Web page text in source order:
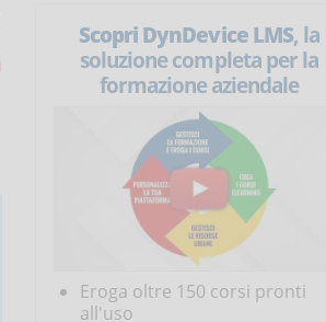
Scopri DynDevice LMS, la
soluzione completa per la
formazione aziendale
Eroga oltre 150 corsi pronti
all'uso